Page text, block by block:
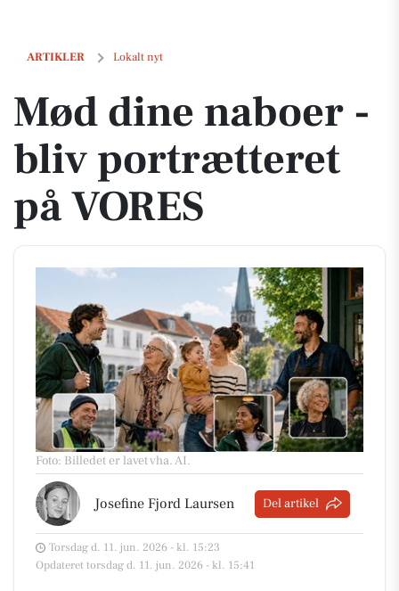
ARTIKLER Lokalt nyt
Mød dine naboer - bliv portrætteret på VORES
Mød dine naboer -
bliv portrætteret
på VORES
Foto: Billedet er lavet vha. AI.
Josefine Fjord Laursen Del artikel
Torsdag d. 11. jun. 2026 - kl. 15:23
Opdateret torsdag d. 11. jun. 2026 - kl. 15:41